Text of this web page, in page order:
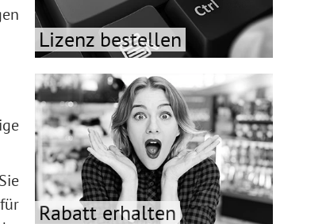
Lizenz bestellen
Rabatt erhalten